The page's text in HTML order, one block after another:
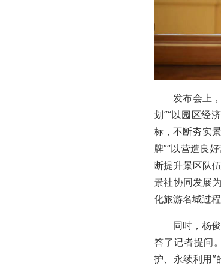
发布会上
划”“以园区经
标，不断夯实
牌”“以营造良
断提升景区队
景社协同发展
化旅游名城过
同时，杨
答了记者提问
护、永续利用